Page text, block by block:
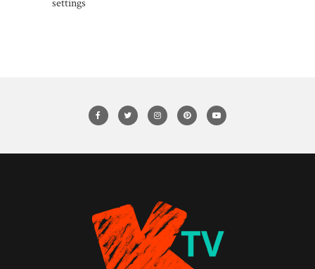
settings